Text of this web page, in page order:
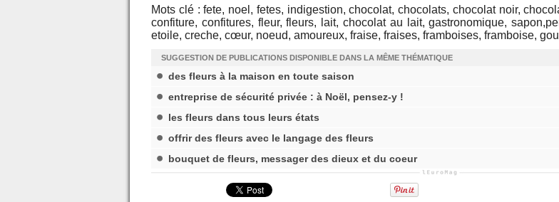
Mots clé : fete, noel, fetes, indigestion, chocolat, chocolats, chocolat noir,
confiture, confitures, fleur, fleurs, lait, chocolat au lait, gastronomique,
etoile, creche, cœur, noeud, amoureux, fraise, fraises, framboises, framboise,
SUGGESTION DE PUBLICATIONS DISPONIBLE DANS LA MÊME THÉMATIQUE
des fleurs à la maison en toute saison
entreprise de sécurité privée : à Noël, pensez-y !
les fleurs dans tous leurs états
offrir des fleurs avec le langage des fleurs
bouquet de fleurs, messager des dieux et du coeur